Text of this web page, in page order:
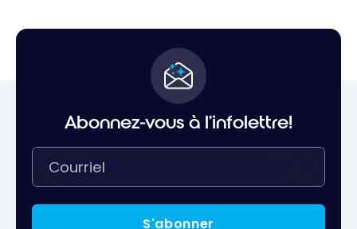
Abonnez-vous à l'infolettre!
S'abonner